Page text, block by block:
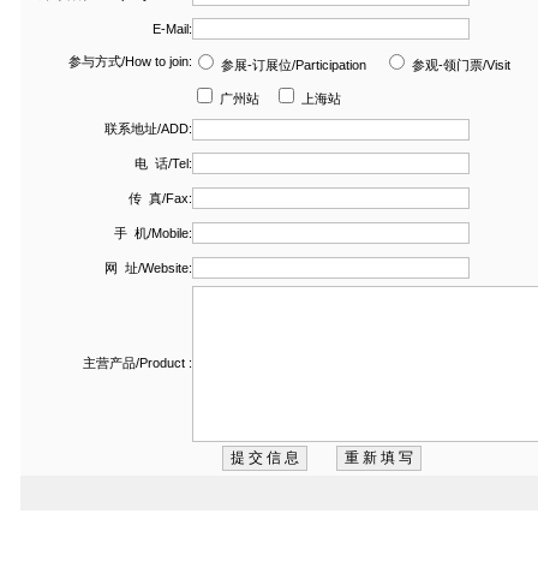
E-Mail:
参与方式/How to join: 参展-订展位/Participation 参观-领门票/Visit
广州站 上海站
联系地址/ADD:
电 话/Tel:
传 真/Fax:
手 机/Mobile:
网 址/Website:
主营产品/Product :